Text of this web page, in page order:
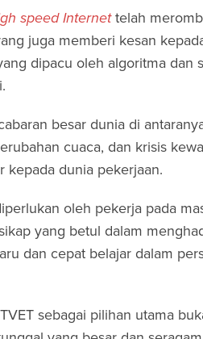
speed Internettelah
juga memberi kesan
dipacu oleh algoritma dan
besar dunia di
cuaca, dan krisis
kepada dunia pekerjaan.
oleh pekerja pada
yang betul dalam
dan cepat belajar dalam
sebagai pilihan utama